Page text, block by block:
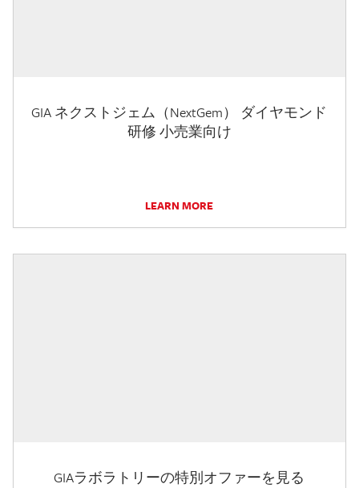
GIA ネクストジェム（NextGem） ダイヤモンド
研修 小売業向け
LEARN MORE
GIAラボラトリーの特別オファーを見る